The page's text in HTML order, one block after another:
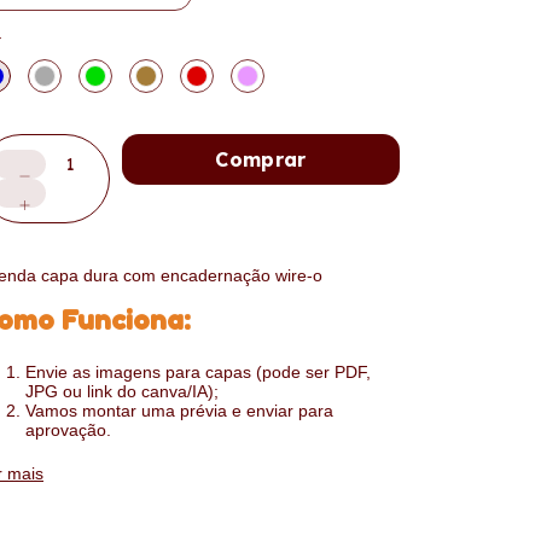
capa dura com encadernação wire-o
Funciona:
Envie as imagens para capas (pode ser PDF,
JPG ou link do canva/IA);
Vamos montar uma prévia e enviar para
aprovação.
mais